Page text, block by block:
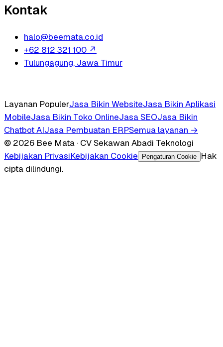
Kontak
halo@beemata.co.id
+62 812 321 100 ↗
Tulungagung, Jawa Timur
Layanan PopulerJasa Bikin WebsiteJasa Bikin Aplikasi
MobileJasa Bikin Toko OnlineJasa SEOJasa Bikin
Chatbot AIJasa Pembuatan ERPSemua layanan →
© 2026 Bee Mata · CV Sekawan Abadi Teknologi
Kebijakan PrivasiKebijakan Cookie Pengaturan Cookie
Hak
cipta dilindungi.